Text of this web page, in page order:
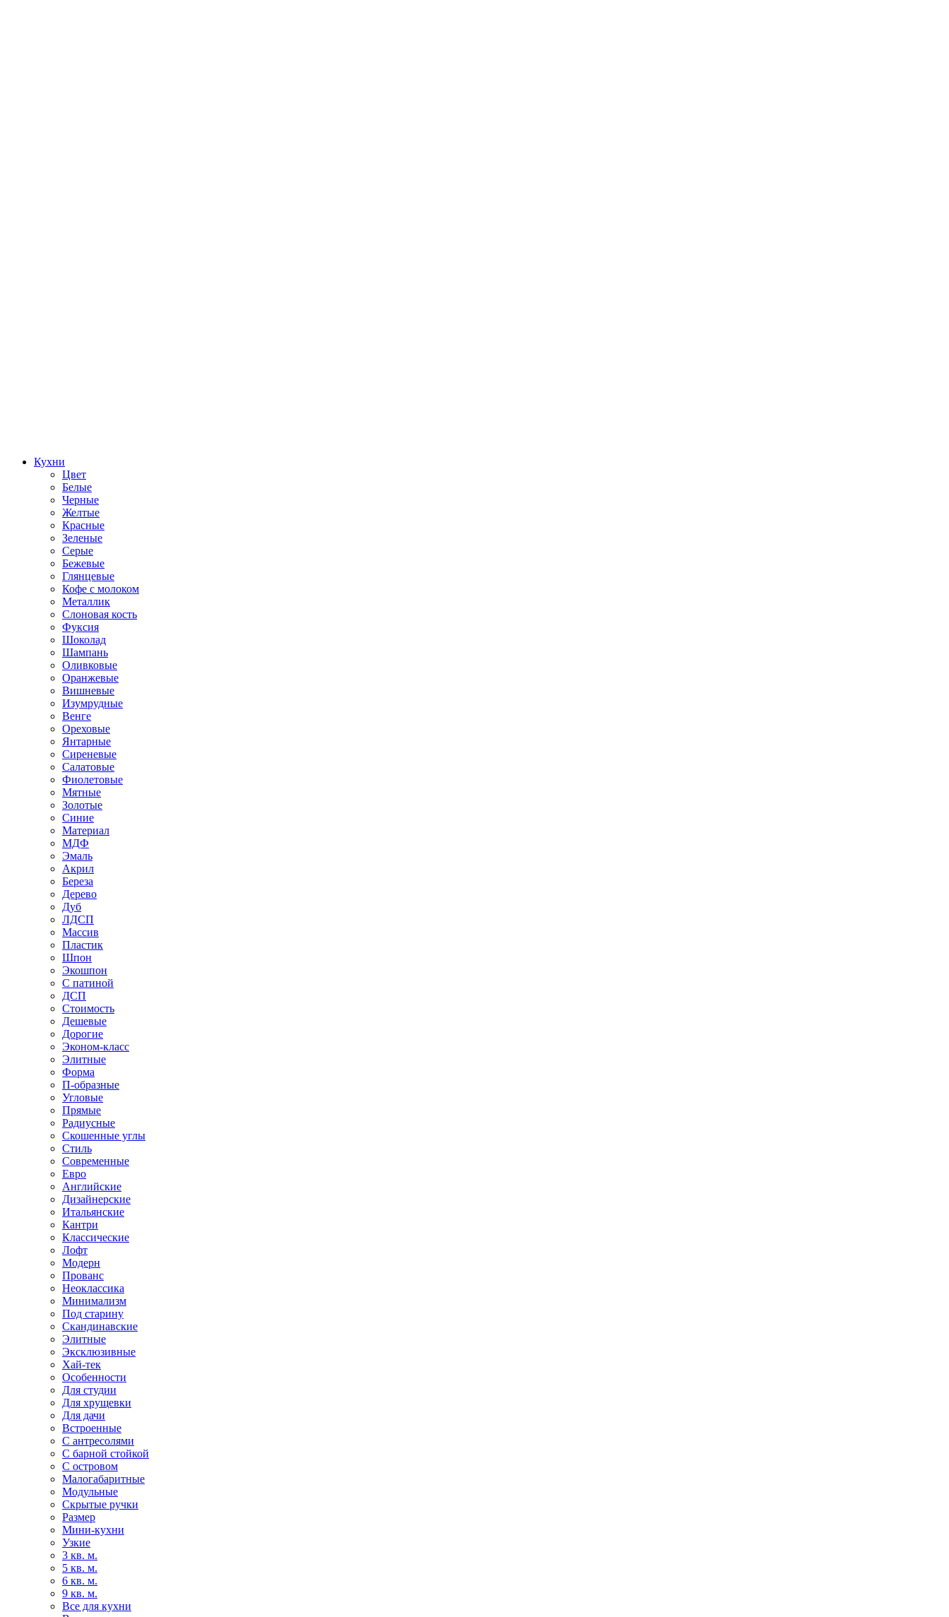
Кухни
Цвет
Белые
Черные
Желтые
Красные
Зеленые
Серые
Бежевые
Глянцевые
Кофе с молоком
Металлик
Слоновая кость
Фуксия
Шоколад
Шампань
Оливковые
Оранжевые
Вишневые
Изумрудные
Венге
Ореховые
Янтарные
Сиреневые
Салатовые
Фиолетовые
Мятные
Золотые
Синие
Материал
МДФ
Эмаль
Акрил
Береза
Дерево
Дуб
ЛДСП
Массив
Пластик
Шпон
Экошпон
С патиной
ДСП
Стоимость
Дешевые
Дорогие
Эконом-класс
Элитные
Форма
П-образные
Угловые
Прямые
Радиусные
Скошенные углы
Стиль
Современные
Евро
Английские
Дизайнерские
Итальянские
Кантри
Классические
Лофт
Модерн
Прованс
Неоклассика
Минимализм
Под старину
Скандинавские
Элитные
Эксклюзивные
Хай-тек
Особенности
Для студии
Для хрущевки
Для дачи
Встроенные
С антресолями
С барной стойкой
С островом
Малогабаритные
Модульные
Скрытые ручки
Размер
Мини-кухни
Узкие
3 кв. м.
5 кв. м.
6 кв. м.
9 кв. м.
Все для кухни